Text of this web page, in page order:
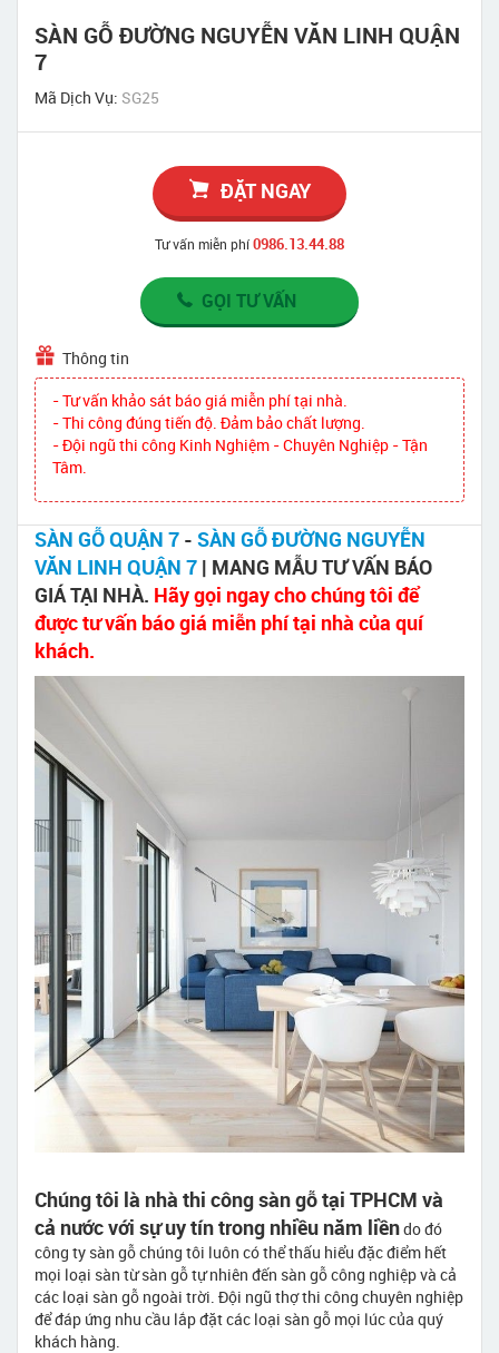
SÀN GỖ ĐƯỜNG NGUYỄN VĂN LINH QUẬN
7
Mã Dịch Vụ: SG25
ĐẶT NGAY
Tư vấn miễn phí0986.13.44.88
GỌI TƯ VẤN
Thông tin
- Tư vấn khảo sát báo giá miễn phí tại nhà.
- Thi công đúng tiến độ. Đảm bảo chất lượng.
- Đội ngũ thi công Kinh Nghiệm - Chuyên Nghiệp - Tận
Tâm.
SÀN GỖ QUẬN 7 - SÀN GỖ ĐƯỜNG NGUYỄN
VĂN LINH QUẬN 7 | MANG MẪU TƯ VẤN BÁO
GIÁ TẠI NHÀ. Hãy gọi ngay cho chúng tôi để
được tư vấn báo giá miễn phí tại nhà của quí
khách.
Chúng tôi là nhà thi công sàn gỗ tại TPHCM và
cả nước với sự uy tín trong nhiều năm liềndo đó
công ty sàn gỗ chúng tôi luôn có thể thấu hiểu đặc điểm hết
mọi loại sàn từ sàn gỗ tự nhiên đến sàn gỗ công nghiệp và cả
các loại sàn gỗ ngoài trời. Đội ngũ thợ thi công chuyên nghiệp
để đáp ứng nhu cầu lắp đặt các loại sàn gỗ mọi lúc của quý
khách hàng.